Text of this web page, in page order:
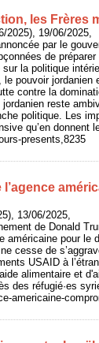
les Frères
2025), 19/06/2025,
par le
de
sur la politique
pouvoir
contre la
reste
politique. Les
qu’en
presents,8235
l’agence
13/06/2025,
de Donald
américaine pour
cesse de
USAID à
alimentaire et
des réfugié·es
americaine-